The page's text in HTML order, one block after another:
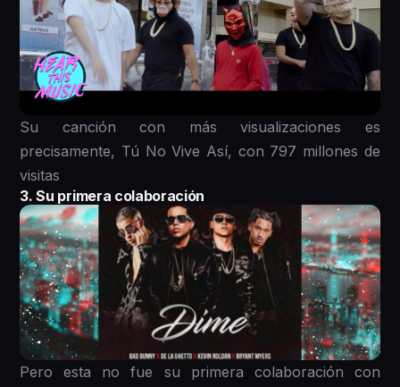
Su canción con más visualizaciones es
precisamente, Tú No Vive Así, con 797 millones de
visitas
3. Su primera colaboración
Pero esta no fue su primera colaboración con